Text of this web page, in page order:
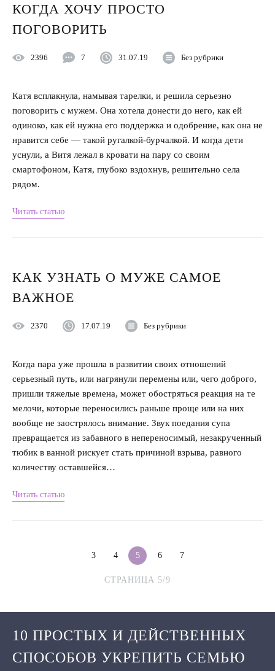
КОГДА ХОЧУ ПРОСТО
ПОГОВОРИТЬ
2396 7 31.07.19 Без рубрики
Катя всплакнула, намывая тарелки, и решила серьезно
поговорить с мужем. Она хотела донести до него, как ей
одиноко, как ей нужна его поддержка и одобрение, как она не
нравится себе — такой ругалкой-бурчалкой. И когда дети
уснули, а Витя лежал в кровати на пару со своим
смартофоном, Катя, глубоко вздохнув, решительно села
рядом.
Читать статью
КАК УЗНАТЬ О МУЖЕ САМОЕ
ВАЖНОЕ
2370 17.07.19 Без рубрики
Когда пара уже прошла в развитии своих отношений
серьезный путь, или нагрянули перемены или, чего доброго,
пришли тяжелые времена, может обостряться реакция на те
мелочи, которые переносились раньше проще или на них
вообще не заострялось внимание. Звук поедания супа
превращается из забавного в непереносимый, незакрученный
тюбик в ванной рискует стать причиной взрыва, равного
количеству оставшейся…
Читать статью
СТРАНИЦА 5/9
3 4 5 6 7
10 ПРОСТЫХ И ДЕЙСТВЕННЫХ
СПОСОБОВ УКРЕПИТЬ СЕМЬЮ